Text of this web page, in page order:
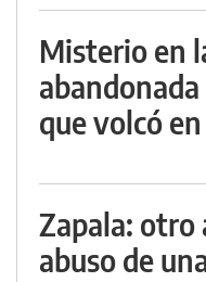
Misterio en
que volcó
Zapala: otro
abuso de